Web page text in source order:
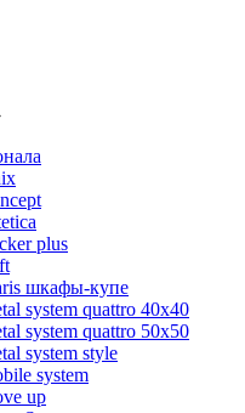
plus
шкафы-купе
system quattro 40x40
system quattro 50x50
system style
system
up